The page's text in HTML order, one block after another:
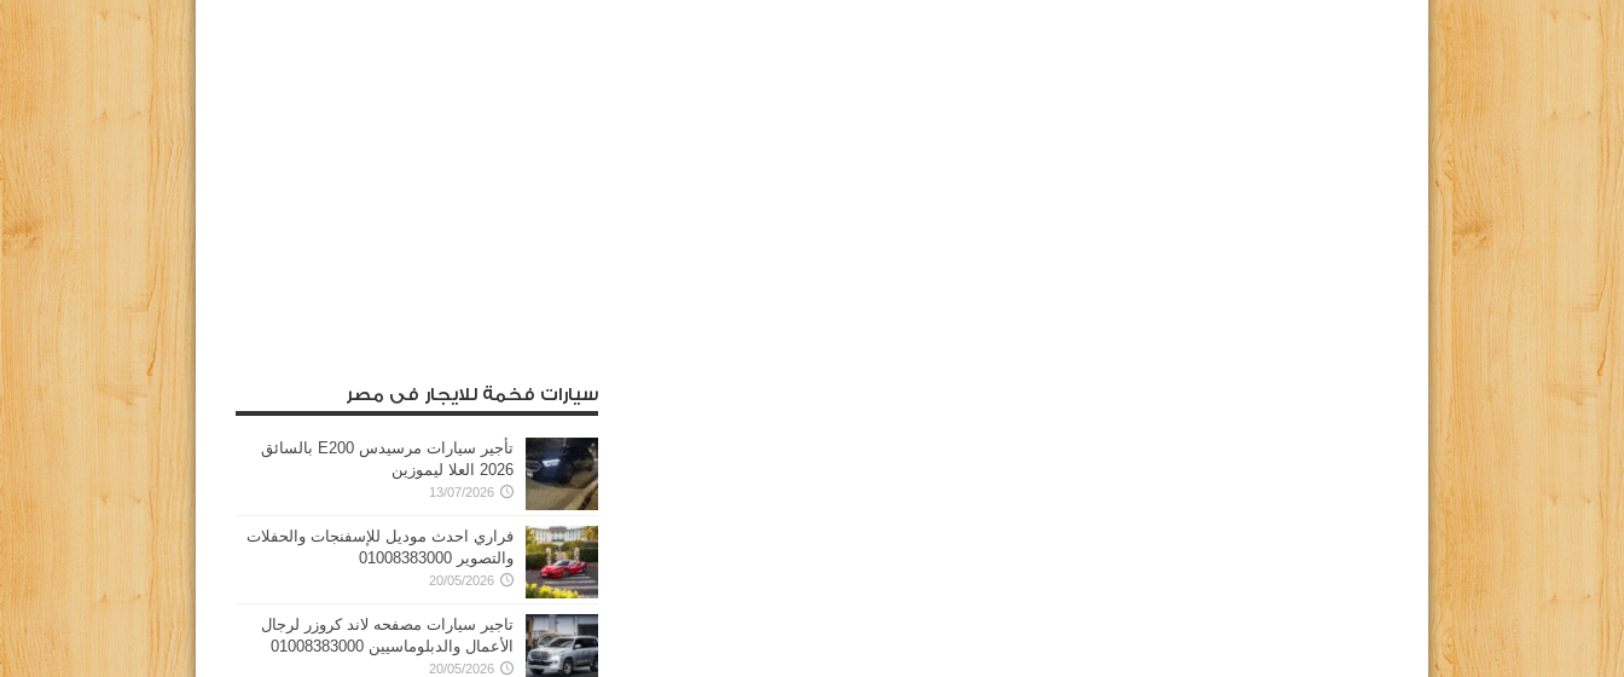
سيارات فخمة للايجار فى مصر
تأجير سيارات مرسيدس E200 بالسائق
2026 العلا ليموزين
13/07/2026
فراري احدث موديل للإسفنجات والحفلات
والتصوير 01008383000
20/05/2026
تاجير سيارات مصفحه لاند كروزر لرجال
الأعمال والدبلوماسيين 01008383000
20/05/2026